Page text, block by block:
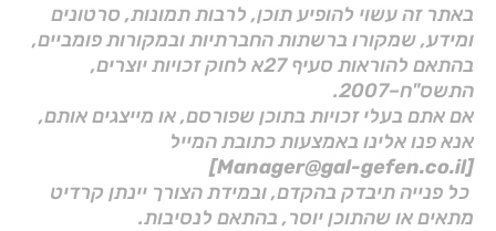
באתר זה עשוי להופיע תוכן, לרבות תמונות, סרטונים
ומידע, שמקורו ברשתות החברתיות ובמקורות פומביים,
בהתאם להוראות סעיף 27א לחוק זכויות יוצרים,
התשס"ח–2007.
אם אתם בעלי זכויות בתוכן שפורסם, או מייצגים אותם,
אנא פנו אלינו באמצעות כתובת המייל
[Manager@gal-gefen.co.il]
כל פנייה תיבדק בהקדם, ובמידת הצורך יינתן קרדיט
מתאים או שהתוכן יוסר, בהתאם לנסיבות.